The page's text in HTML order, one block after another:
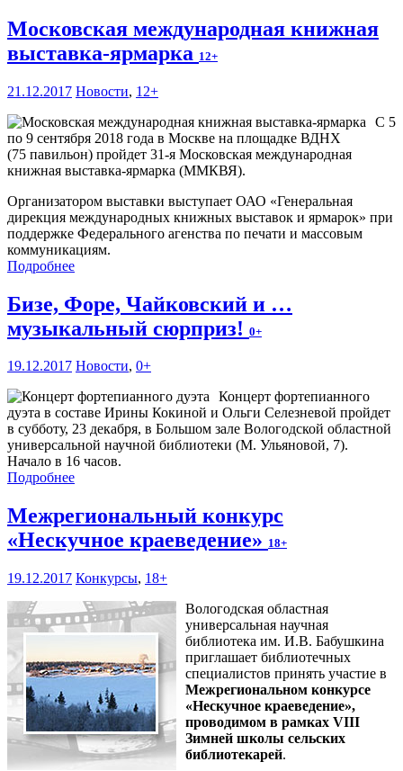
Московская международная книжная
выставка-ярмарка 12+
21.12.2017 Новости, 12+
С 5
по 9 сентября 2018 года в Москве на площадке ВДНХ
(75 павильон) пройдет 31-я Московская международная
книжная выставка-ярмарка (ММКВЯ).
Организатором выставки выступает ОАО «Генеральная
дирекция международных книжных выставок и ярмарок» при
поддержке Федерального агенства по печати и массовым
коммуникациям.
Подробнее
Бизе, Форе, Чайковский и …
музыкальный сюрприз! 0+
19.12.2017 Новости, 0+
Концерт фортепианного
дуэта в составе Ирины Кокиной и Ольги Селезневой пройдет
в субботу, 23 декабря, в Большом зале Вологодской областной
универсальной научной библиотеки (М. Ульяновой, 7).
Начало в 16 часов.
Подробнее
Межрегиональный конкурс
«Нескучное краеведение» 18+
19.12.2017 Конкурсы, 18+
Вологодская областная
универсальная научная
библиотека им. И.В. Бабушкина
приглашает библиотечных
специалистов принять участие в
Межрегиональном конкурсе
«Нескучное краеведение»,
проводимом в рамках VIII
Зимней школы сельских
библиотекарей.